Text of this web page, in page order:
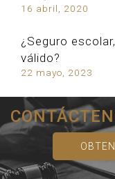
16 abril, 2020
¿Seguro
válido?
22 mayo, 2023